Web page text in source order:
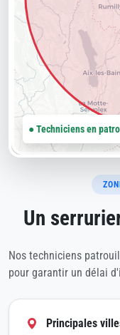
Un
Nos techniciens
pour garantir un délai
Principales
● Techniciens en